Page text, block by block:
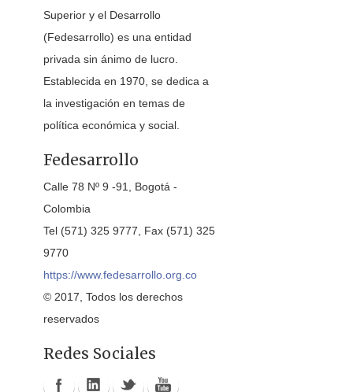
Superior y el Desarrollo
(Fedesarrollo) es una entidad
privada sin ánimo de lucro.
Establecida en 1970, se dedica a
la investigación en temas de
política económica y social.
Fedesarrollo
Calle 78 Nº 9 -91, Bogotá -
Colombia
Tel (571) 325 9777, Fax (571) 325
9770
https://www.fedesarrollo.org.co
© 2017, Todos los derechos
reservados
Redes Sociales